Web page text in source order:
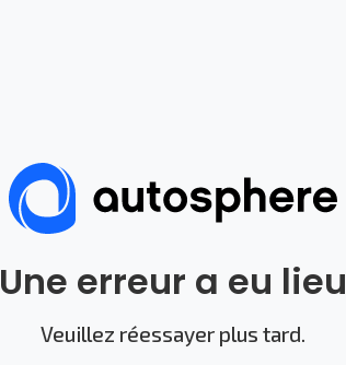
Une erreur a eu lieu
Veuillez réessayer plus tard.